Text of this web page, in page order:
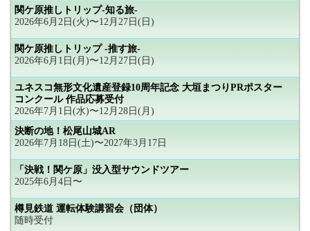
関ケ原推しトリップ-知る旅-
2026年6月2日(火)〜12月27日(日)
関ケ原推しトリップ -推す旅-
2026年6月1日(月)〜12月27日(日)
ユネスコ無形文化遺産登録10周年記念 大垣まつりPRポスター
コンクール 作品応募受付
2026年7月1日(水)〜12月28日(月)
決断の地！松尾山城AR
2026年7月18日(土)〜2027年3月17日
「決戦！関ケ原」没入型サウンドツアー
2025年6月4日〜
樽見鉄道 運転体験講習会（団体）
随時受付